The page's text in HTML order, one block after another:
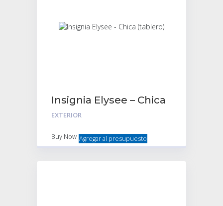
Insignia Elysee – Chica
(tablero)
EXTERIOR
Buy Now Agregar al presupuesto